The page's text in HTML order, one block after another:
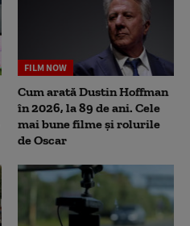
FILM NOW
Cum arată Dustin Hoffman
în 2026, la 89 de ani. Cele
mai bune filme și rolurile
de Oscar